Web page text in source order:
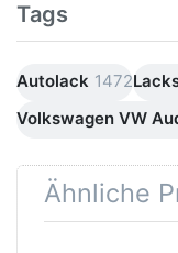
Tags
Autolack 1472
Volkswagen VW
Ähnliche